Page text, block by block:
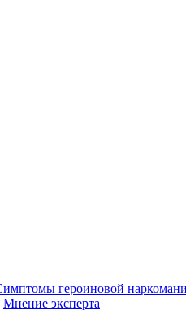
героиновой
Мнение эксперта